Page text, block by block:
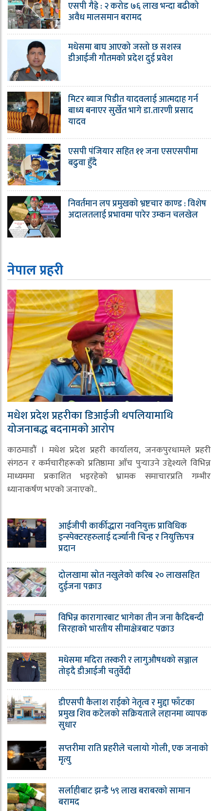
एसपी गैह्रे : २ करोड ७६ लाख भन्दा बढीको
अवैध मालसमान बरामद
मधेसमा बाघ आएको जस्तो छ सशस्त्र
डीआईजी गौतमको प्रदेश दुई प्रवेश
मिटर ब्याज पिडीत यादवलाई आत्मदाह गर्न
बाध्य बनाएर सुर्खेत भागे डा.तारणी प्रसाद
यादव
एसपी पंजियार सहित ११ जना एसएसपीमा
बढुवा हुँदै
निवर्तमान लप प्रमुखको भ्रष्टचार काण्ड : विशेष
अदालतलाई प्रभावमा पारेर उम्कन चलखेल
नेपाल प्रहरी
मधेश प्रदेश प्रहरीका डिआईजी थपलियामाथि
योजनाबद्ध बदनामको आरोप
काठमाडौं । मधेश प्रदेश प्रहरी कार्यालय, जनकपुरधामले प्रहरी
संगठन र कर्मचारीहरूको प्रतिष्ठामा आँच पुर्‍याउने उद्देश्यले विभिन्न
माध्यममा प्रकाशित भइरहेको भ्रामक समाचारप्रति गम्भीर
ध्यानाकर्षण भएको जनाएको..
आईजीपी कार्कीद्धारा नवनियुक्त प्राविधिक
इन्स्पेक्टरहरुलाई दर्ज्यानी चिन्ह र नियुक्तिपत्र
प्रदान
दोलखामा स्रोत नखुलेको करिब २० लाखसहित
दुईजना पक्राउ
विभिन्न कारागारबाट भागेका तीन जना कैदिबन्दी
सिरहाको भारतीय सीमाक्षेत्रबाट पक्राउ
मधेसमा मदिरा तस्करी र लागुऔषधको सञ्जाल
तोड्दै डीआईजी चतुर्वेदी
डीएसपी कैलाश राईको नेतृत्व र मुद्दा फाँटका
प्रमुख शिव कटेलको सक्रियताले लहानमा व्यापक
सुधार
सप्तरीमा राति प्रहरीले चलायो गोली, एक जनाको
मृत्यु
सर्लाहीबाट झन्डै ५९ लाख बराबरको सामान
बरामद